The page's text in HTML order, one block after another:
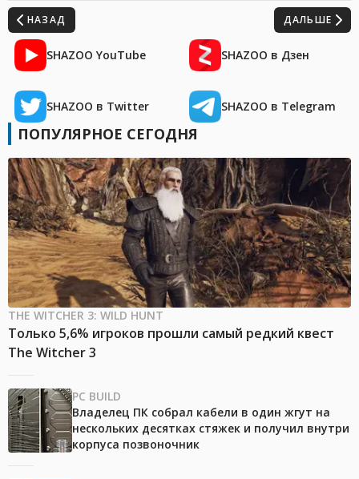
НАЗАД ДАЛЬШЕ
SHAZOO YouTube SHAZOO в Дзен
SHAZOO в Twitter SHAZOO в Telegram
ПОПУЛЯРНОЕ СЕГОДНЯ
THE WITCHER 3: WILD HUNT
Только 5,6% игроков прошли самый редкий квест
The Witcher 3
PC BUILD
Владелец ПК собрал кабели в один жгут на
нескольких десятках стяжек и получил внутри
корпуса позвоночник